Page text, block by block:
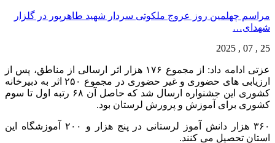
مراسم چهلمین روز عروج ملکوتی سردار شهید طاهرپور در گلزار
شهدای…
25 , 07 , 2025
عزتی ادامه داد: از مجموع ۱۷۶ هزار اثر ارسالی از مناطق، پس از
ارزیابی های حضوری و غیر حضوری در مجموع ۲۵۰ اثر به دبیرخانه
کشوری این جشنواره ارسال شد که حاصل آن ۶۸ رتبه اول تا سوم
کشوری برای آموزش و پرورش لرستان بود.
۳۶۰ هزار دانش آموز لرستانی در پنج هزار و ۲۰۰ آموزشگاه این
استان تحصیل می کنند.